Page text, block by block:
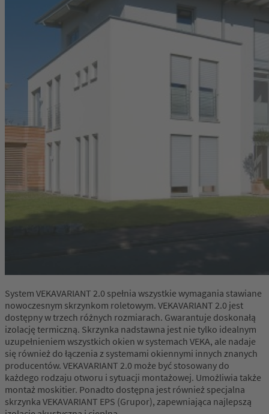
System VEKAVARIANT 2.0 spełnia wszystkie wymagania stawiane
nowoczesnym skrzynkom roletowym. VEKAVARIANT 2.0 jest
dostępny w trzech różnych rozmiarach. Gwarantuje doskonałą
izolację termiczną. Skrzynka nadstawna jest nie tylko idealnym
uzupełnieniem wszystkich okien w systemach VEKA, ale nadaje
się również do łączenia z systemami okiennymi innych znanych
producentów. VEKAVARIANT 2.0 może być stosowany do
każdego rodzaju otworu i sytuacji montażowej. Umożliwia także
montaż moskitier. Ponadto dostępna jest również specjalna
skrzynka VEKAVARIANT EPS (Grupor), zapewniająca najlepszą